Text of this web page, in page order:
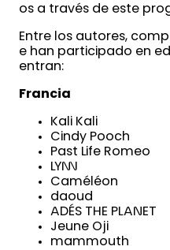
os a través de este
Entre los autores,
e han participado en
entran:
Francia
Kali Kali
Cindy Pooch
Past Life Romeo
LYNN
Caméléon
daoud
ADÉS THE PLANET
Jeune Oji
mammouth